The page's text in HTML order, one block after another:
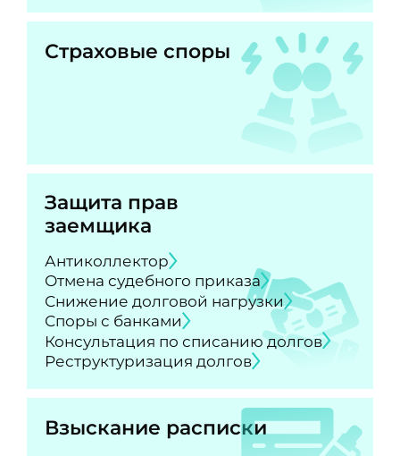
Страховые споры
Защита прав
заемщика
Антиколлектор
Отмена судебного приказа
Снижение долговой нагрузки
Споры с банками
Консультация по списанию долгов
Реструктуризация долгов
Взыскание расписки